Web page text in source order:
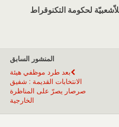
لحكومة التكنوقراط
المنشور السابق
بعد طرد موظفي هيئة
الانتخابات القديمة : شفيق
صرصار يصرّ على المناظرة
الخارجية